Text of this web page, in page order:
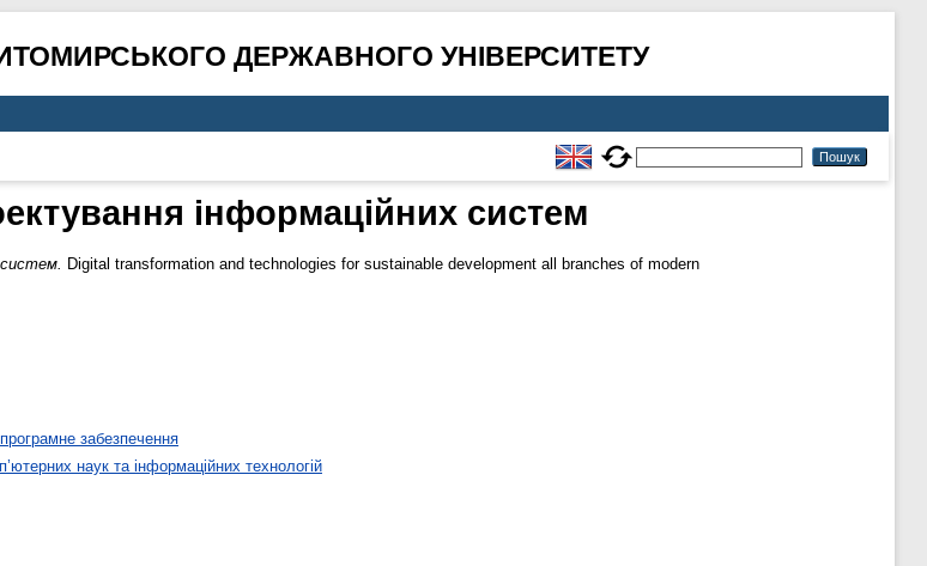
ДЕРЖАВНОГО УНІВЕРСИТЕТУ
інформаційних систем
систем. Digital transformation and technologies for sustainable development all branches of modern
забезпечення
наук та інформаційних технологій